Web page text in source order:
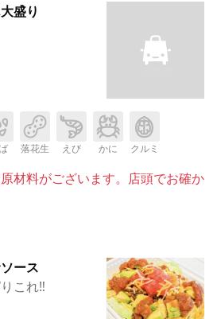
盛り
落花生 えび かに クルミ
材料がございます。店頭でお確か
ース
これ‼︎